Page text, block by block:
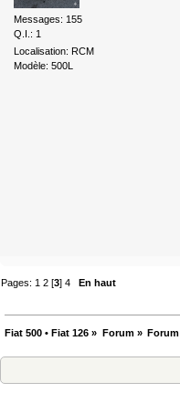
Messages: 155
Q.I.: 1
Localisation: RCM
Modèle: 500L
Pages: 1 2 [3]4 En haut
Fiat 500 • Fiat 126 » Forum»